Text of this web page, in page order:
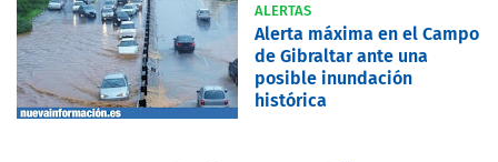
ALERTAS
Alerta máxima en el Campo
de Gibraltar ante una
posible inundación
histórica